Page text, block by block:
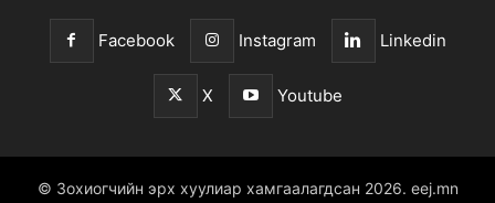
Facebook Instagram Linkedin
X Youtube
© Зохиогчийн эрх хуулиар хамгаалагдсан 2026. eej.mn